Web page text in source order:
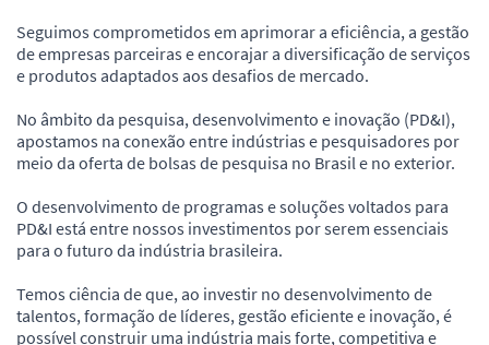
Seguimos comprometidos em aprimorar a eficiência, a gestão
de empresas parceiras e encorajar a diversificação de serviços
e produtos adaptados aos desafios de mercado.
No âmbito da pesquisa, desenvolvimento e inovação (PD&I),
apostamos na conexão entre indústrias e pesquisadores por
meio da oferta de bolsas de pesquisa no Brasil e no exterior.
O desenvolvimento de programas e soluções voltados para
PD&I está entre nossos investimentos por serem essenciais
para o futuro da indústria brasileira.
Temos ciência de que, ao investir no desenvolvimento de
talentos, formação de líderes, gestão eficiente e inovação, é
possível construir uma indústria mais forte, competitiva e